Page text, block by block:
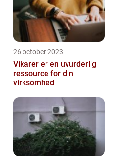
26 october 2023
Vikarer er en uvurderlig
ressource for din
virksomhed